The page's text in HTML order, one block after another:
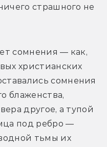
страшного не
сомнения — как,
христианских
сомнения
блаженства,
другое, а тупой
под ребро —
тьмы их